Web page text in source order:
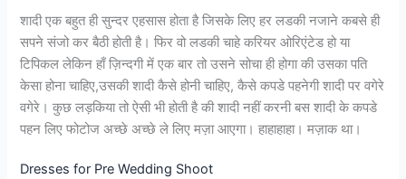
शादी एक बहुत ही सुन्दर एहसास होता है जिसके लिए हर लडकी नजाने कबसे ही
सपने संजो कर बैठी होती है। फिर वो लडकी चाहे करियर ओरिएंटेड हो या
टिपिकल लेकिन हाँ ज़िन्दगी में एक बार तो उसने सोचा ही होगा की उसका पति
केसा होना चाहिए,उसकी शादी कैसे होनी चाहिए, कैसे कपडे पहनेगी शादी पर वगेरे
वगेरे। कुछ लड़किया तो ऐसी भी होती है की शादी नहीं करनी बस शादी के कपडे
पहन लिए फोटोज अच्छे अच्छे ले लिए मज़ा आएगा। हाहाहाहा। मज़ाक था।
Dresses for Pre Wedding Shoot